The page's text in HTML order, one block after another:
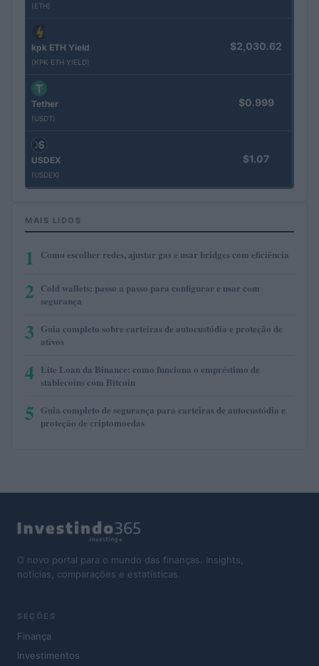
(ETH)
kpk ETH Yield
(KPK ETH YIELD)
$2,030.62
Tether
(USDT)
$0.999
USDEX
(USDEX)
$1.07
MAIS LIDOS
1 Como escolher redes, ajustar gas e usar bridges com eficiência
2 Cold wallets: passo a passo para configurar e usar com
segurança
3 Guia completo sobre carteiras de autocustódia e proteção de
ativos
4 Lite Loan da Binance: como funciona o empréstimo de
stablecoins com Bitcoin
5 Guia completo de segurança para carteiras de autocustódia e
proteção de criptomoedas
O novo portal para o mundo das finanças. Insights,
notícias, comparações e estatísticas.
SEÇÕES
Finança
Investimentos